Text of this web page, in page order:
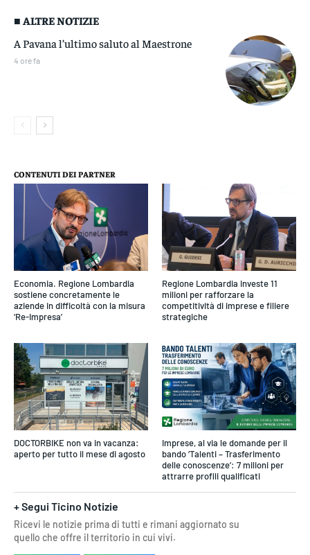
■ ALTRE NOTIZIE
A Pavana l’ultimo saluto al Maestrone
4 ore fa
CONTENUTI DEI PARTNER
Economia. Regione Lombardia
sostiene concretamente le
aziende in difficoltà con la misura
‘Re-Impresa’
DOCTORBIKE non va in vacanza:
aperto per tutto il mese di agosto
Regione Lombardia investe 11
milioni per rafforzare la
competitività di imprese e filiere
strategiche
Imprese, al via le domande per il
bando ‘Talenti – Trasferimento
delle conoscenze’: 7 milioni per
attrarre profili qualificati
+ Segui Ticino Notizie
Ricevi le notizie prima di tutti e rimani aggiornato su
quello che offre il territorio in cui vivi.